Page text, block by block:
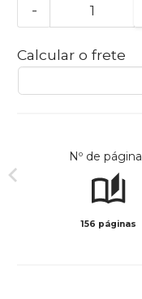
-
Calcular o frete
Nº de
156 páginas